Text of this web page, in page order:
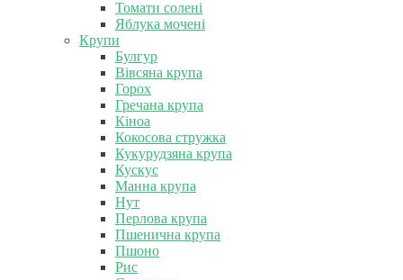
Томати солені
Яблука мочені
Крупи
Булгур
Вівсяна крупа
Горох
Гречана крупа
Кіноа
Кокосова стружка
Кукурудзяна крупа
Кускус
Манна крупа
Нут
Перлова крупа
Пшенична крупа
Пшоно
Рис